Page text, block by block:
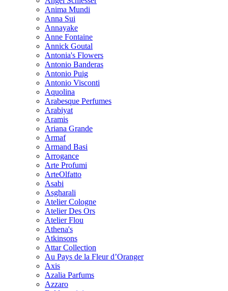
Anima Mundi
Anna Sui
Annayake
Anne Fontaine
Annick Goutal
Antonia's Flowers
Antonio Banderas
Antonio Puig
Antonio Visconti
Aquolina
Arabesque Perfumes
Arabiyat
Aramis
Ariana Grande
Armaf
Armand Basi
Arrogance
Arte Profumi
ArteOlfatto
Asabi
Asgharali
Atelier Cologne
Atelier Des Ors
Atelier Flou
Athena's
Atkinsons
Attar Collection
Au Pays de la Fleur d’Oranger
Axis
Azalia Parfums
Azzaro